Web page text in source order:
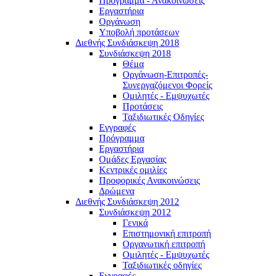
Εργαστήρια
Οργάνωση
Υποβολή προτάσεων
Διεθνής Συνδιάσκεψη 2018
Συνδιάσκεψη 2018
Θέμα
Οργάνωση-Επιτροπές-
Συνεργαζόμενοι Φορείς
Ομιλητές - Εμψυχωτές
Προτάσεις
Ταξιδιωτικές Οδηγίες
Εγγραφές
Πρόγραμμα
Εργαστήρια
Ομάδες Εργασίας
Κεντρικές ομιλίες
Προφορικές Ανακοινώσεις
Δρώμενα
Διεθνής Συνδιάσκεψη 2012
Συνδιάσκεψη 2012
Γενικά
Επιστημονική επιτροπή
Οργανωτική επιτροπή
Ομιλητές - Εμψυχωτές
Ταξιδιωτικές οδηγίες